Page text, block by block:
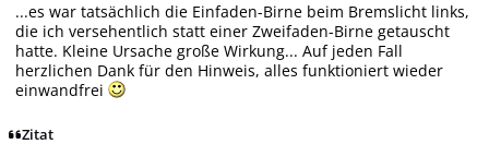
...es war tatsächlich die Einfaden-Birne beim Bremslicht links,
die ich versehentlich statt einer Zweifaden-Birne getauscht
hatte. Kleine Ursache große Wirkung... Auf jeden Fall
herzlichen Dank für den Hinweis, alles funktioniert wieder
einwandfrei
Zitat